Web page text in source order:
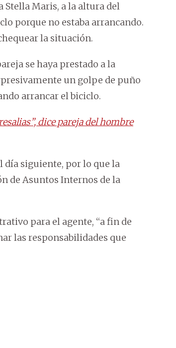
Stella Maris, a la altura del
porque no estaba arrancando.
la situación.
se haya prestado a la
un golpe de puño
arrancar el biciclo.
dice pareja del hombre
día siguiente, por lo que la
de Asuntos Internos de la
para el agente, “a fin de
las responsabilidades que